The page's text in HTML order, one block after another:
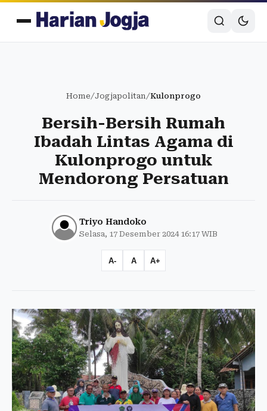
Home/Jogjapolitan/Kulonprogo
Bersih-Bersih Rumah
Ibadah Lintas Agama di
Kulonprogo untuk
Mendorong Persatuan
Triyo Handoko
Selasa, 17 Desember 2024 16:17 WIB
A- A A+